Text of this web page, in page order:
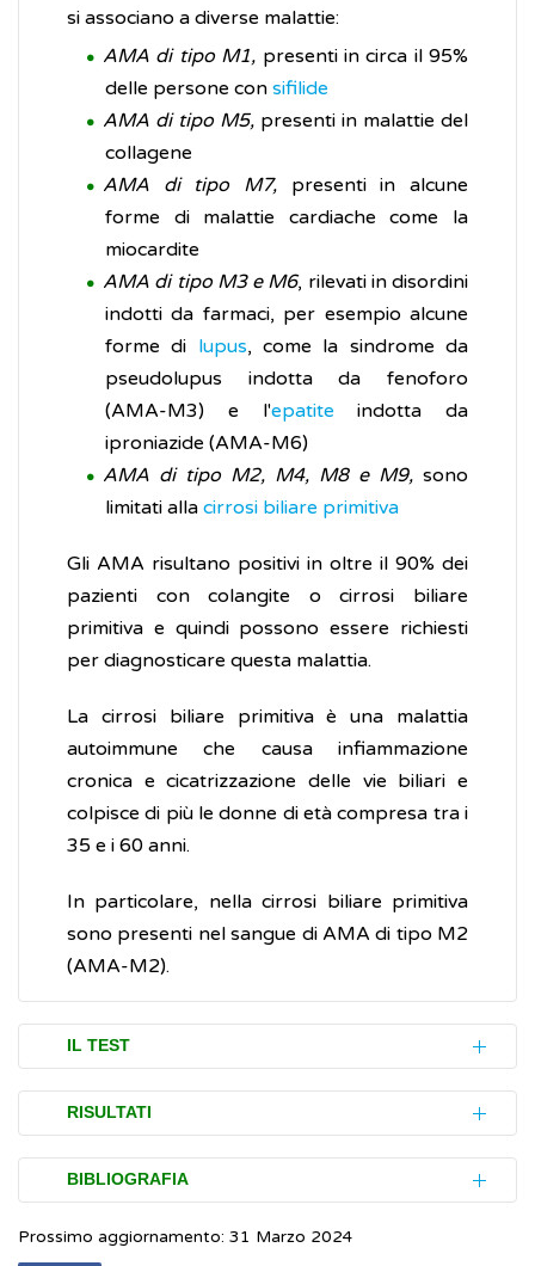
si associano a diverse malattie:
AMA di tipo M1, presenti in circa il 95%
delle persone con sifilide
AMA di tipo M5, presenti in malattie del
collagene
AMA di tipo M7, presenti in alcune
forme di malattie cardiache come la
miocardite
AMA di tipo M3 e M6, rilevati in disordini
indotti da farmaci, per esempio alcune
forme di lupus, come la sindrome da
pseudolupus indotta da fenoforo
(AMA-M3) e l'epatite indotta da
iproniazide (AMA-M6)
AMA di tipo M2, M4, M8 e M9, sono
limitati alla cirrosi biliare primitiva
Gli AMA risultano positivi in oltre il 90% dei
pazienti con colangite o cirrosi biliare
primitiva e quindi possono essere richiesti
per diagnosticare questa malattia.
La cirrosi biliare primitiva è una malattia
autoimmune che causa infiammazione
cronica e cicatrizzazione delle vie biliari e
colpisce di più le donne di età compresa tra i
35 e i 60 anni.
In particolare, nella cirrosi biliare primitiva
sono presenti nel sangue di AMA di tipo M2
(AMA-M2).
IL TEST
Per eseguire il test AMA, viene prelevata
una piccola quantità di sangue da una vena
del braccio e non è necessaria alcuna
preparazione prima dell'esame.
RISULTATI
In circa il 90-95% delle persone con
biliare primitivaè presente un alto livello di
AMA, quindi, in presenza di disturbi al
BIBLIOGRAFIA
Mayo Clinic Laboratories.AMA. Clinical &
Prossimo aggiornamento: 31 Marzo 2024